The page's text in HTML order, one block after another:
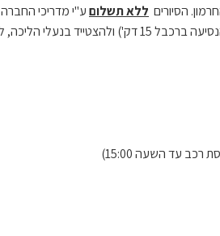
הסיורים ללא תשלוםע"י מדריכי
הטבע. משך הסיור כשעה וחצי, יש להגיע חצי שעה לפני שעת הסיור (משך הנסיעה ברכבל 15 דק')